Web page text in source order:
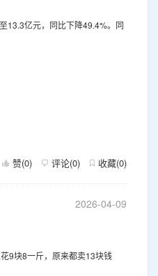
13.3亿元，同比下降49.4%。同
赞(0) 评论(0) 收藏(0)
2026-04-09
9块8一斤，原来都卖13块钱